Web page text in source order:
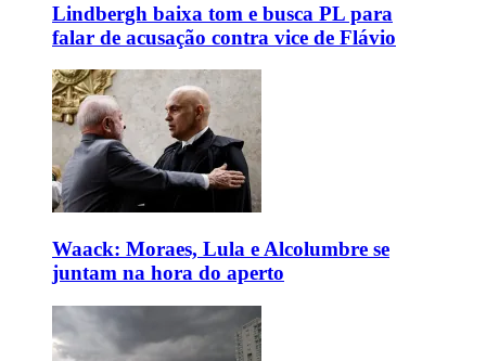
Lindbergh baixa tom e busca PL para
falar de acusação contra vice de Flávio
Waack: Moraes, Lula e Alcolumbre se
juntam na hora do aperto